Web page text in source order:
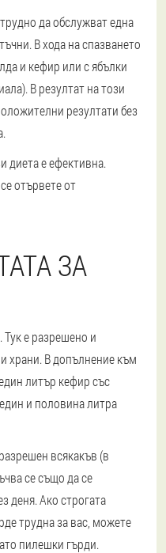
да обслужват една
В хода на спазването
и кефир или с ябълки
В резултат на този
резултати без
диета е ефективна.
отървете от
ЗА
е разрешено и
храни. В допълнение към
литър кефир със
и половина литра
всякакъв (в
се също да се
деня. Ако строгата
трудна за вас, можете
пилешки гърди.